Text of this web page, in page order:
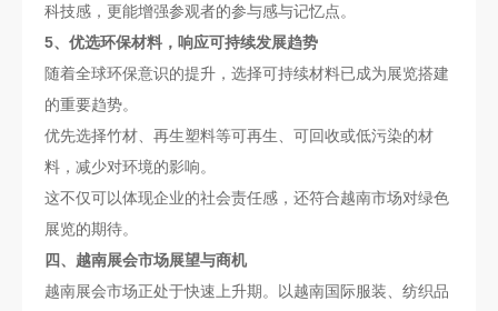
科技感，更能增强参观者的参与感与记忆点。
5、优选环保材料，响应可持续发展趋势
随着全球环保意识的提升，选择可持续材料已成为展览搭建
的重要趋势。
优先选择竹材、再生塑料等可再生、可回收或低污染的材
料，减少对环境的影响。
这不仅可以体现企业的社会责任感，还符合越南市场对绿色
展览的期待。
四、越南展会市场展望与商机
越南展会市场正处于快速上升期。以越南国际服装、纺织品